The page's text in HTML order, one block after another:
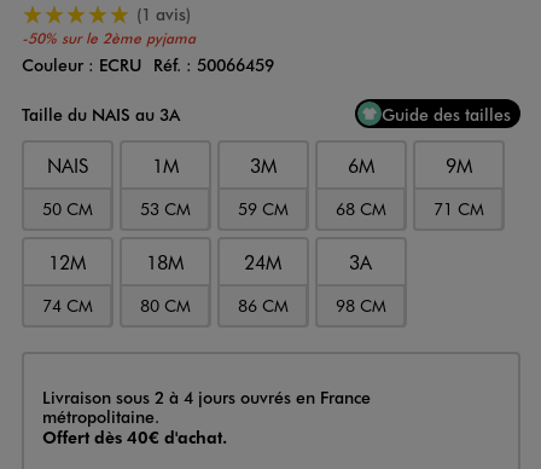
-50% sur le 2ème pyjama
5/5 de moyenne(1 avis)
Couleur
Couleur : ECRU Réf. : 50066459
Taille du NAIS au 3A
Guide des tailles
NAIS
50 CM
1M
53 CM
3M
59 CM
6M
68 CM
9M
71 CM
12M
74 CM
18M
80 CM
24M
86 CM
3A
98 CM
Livraison
Livraison sous 2 à 4 jours ouvrés en France
métropolitaine.
Offert dès 40€ d'achat.